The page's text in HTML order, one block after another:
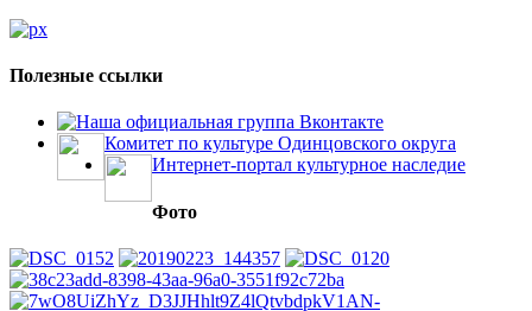
Полезные ссылки
Наша официальная группа Вконтакте
Комитет по культуре Одинцовского округа
Интернет-портал культурное наследие
Фото